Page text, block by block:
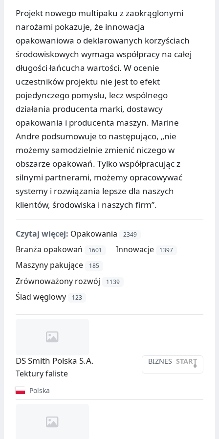
Projekt nowego multipaku z zaokrąglonymi
narożami pokazuje, że innowacja
opakowaniowa o deklarowanych korzyściach
środowiskowych wymaga współpracy na całej
długości łańcucha wartości. W ocenie
uczestników projektu nie jest to efekt
pojedynczego pomysłu, lecz wspólnego
działania producenta marki, dostawcy
opakowania i producenta maszyn. Marine
Andre podsumowuje to następująco, „nie
możemy samodzielnie zmienić niczego w
obszarze opakowań. Tylko współpracując z
silnymi partnerami, możemy opracowywać
systemy i rozwiązania lepsze dla naszych
klientów, środowiska i naszych firm”.
Czytaj więcej: Opakowania 2349
Branża opakowań 1601 Innowacje 1397
Maszyny pakujące 185
Zrównoważony rozwój 1139
Ślad węglowy 123
BIZNES START
•
DS Smith Polska S.A.
Tektury faliste
Polska